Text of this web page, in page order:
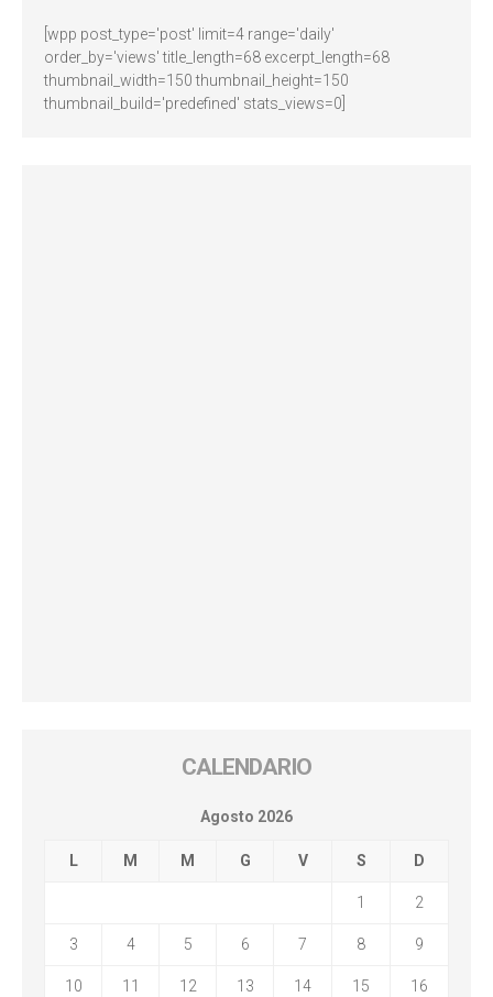
[wpp post_type='post' limit=4 range='daily'
order_by='views' title_length=68 excerpt_length=68
thumbnail_width=150 thumbnail_height=150
thumbnail_build='predefined' stats_views=0]
CALENDARIO
Agosto 2026
L M M G V S D
1 2
3 4 5 6 7 8 9
10 11 12 13 14 15 16